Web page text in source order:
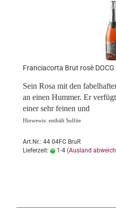
Fran­cia­cor­ta Brut rosè DOCG
Sein Rosa mit den
an einen Hum­mer. Er
einer sehr fei­nen und
Hin­we­wis: ent­hält Sul­fi­te
Art.Nr.: 44 04FC BruR
Lieferzeit:
1-4 (Ausland